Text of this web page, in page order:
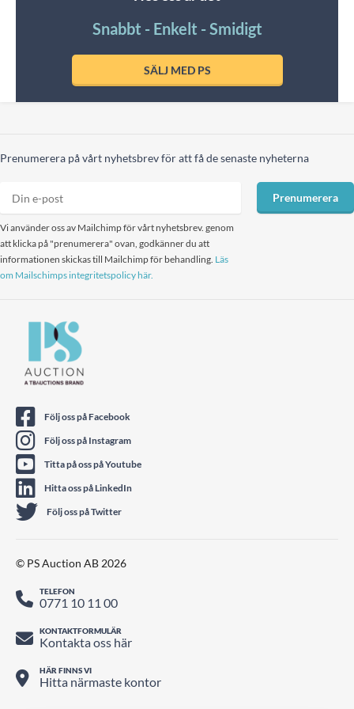
Snabbt - Enkelt - Smidigt
SÄLJ MED PS
Prenumerera på vårt nyhetsbrev för att få de senaste nyheterna
Vi använder oss av Mailchimp för vårt nyhetsbrev. genom
att klicka på "prenumerera" ovan, godkänner du att
informationen skickas till Mailchimp för behandling. Läs
om Mailschimps integritetspolicy här.
Prenumerera
Följ oss på Facebook
Följ oss på Instagram
Titta på oss på Youtube
Hitta oss på LinkedIn
Följ oss på Twitter
© PS Auction AB 2026
TELEFON
0771 10 11 00
KONTAKTFORMULÄR
Kontakta oss här
HÄR FINNS VI
Hitta närmaste kontor